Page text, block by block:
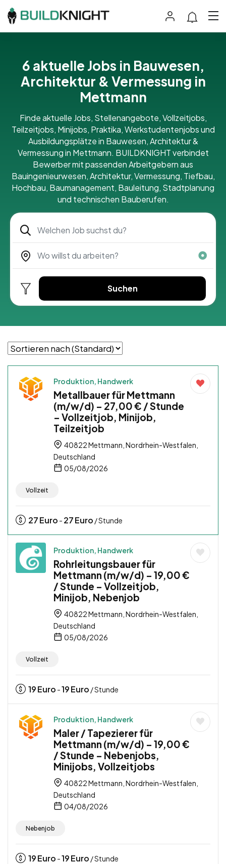
6 aktuelle Jobs in Bauwesen,
Architektur & Vermessung in
Mettmann
Finde aktuelle Jobs, Stellenangebote, Vollzeitjobs,
Teilzeitjobs, Minijobs, Praktika, Werkstudentenjobs und
Ausbildungsplätze in Bauwesen, Architektur &
Vermessung in Mettmann. BUILDKNIGHT verbindet
Bewerber mit passenden Arbeitgebern aus
Bauingenieurwesen, Architektur, Vermessung, Tiefbau,
Hochbau, Baumanagement, Bauleitung, Stadtplanung
und technischen Bauberufen.
Suchen
Produktion, Handwerk
Metallbauer für Mettmann
(m/w/d) – 27,00 € / Stunde
– Vollzeitjob, Minijob,
Teilzeitjob
40822 Mettmann, Nordrhein-Westfalen,
Deutschland
05/08/2026
Vollzeit
27Euro - 27Euro / Stunde
Produktion, Handwerk
Rohrleitungsbauer für
Mettmann (m/w/d) – 19,00 €
/ Stunde – Vollzeitjob,
Minijob, Nebenjob
40822 Mettmann, Nordrhein-Westfalen,
Deutschland
05/08/2026
Vollzeit
19Euro -19Euro / Stunde
Produktion, Handwerk
Maler / Tapezierer für
Mettmann (m/w/d) – 19,00 €
/ Stunde – Nebenjobs,
Minijobs, Vollzeitjobs
40822 Mettmann, Nordrhein-Westfalen,
Deutschland
04/08/2026
Nebenjob
19Euro -19Euro / Stunde